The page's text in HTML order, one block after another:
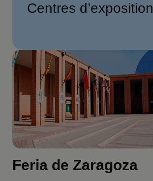
Centres d’exposition
Feria de Zaragoza